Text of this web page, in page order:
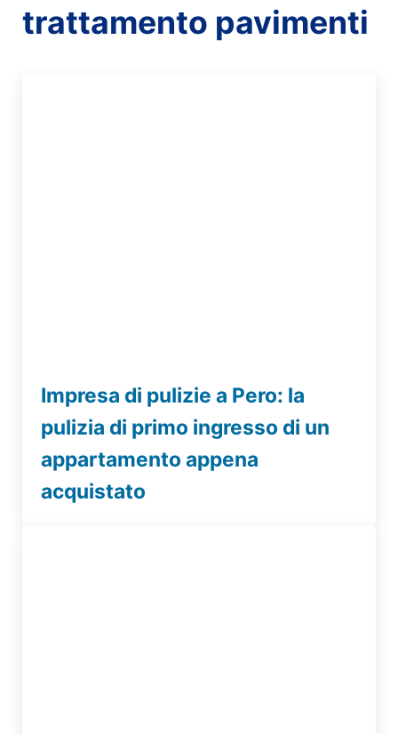
trattamento pavimenti
Impresa di pulizie a Pero: la
pulizia di primo ingresso di un
appartamento appena
acquistato